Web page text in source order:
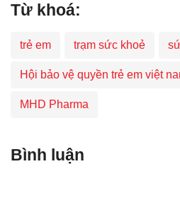
Từ khoá:
trẻ em trạm sức khoẻ
Hội bảo vệ quyền trẻ em việt
MHD Pharma
Bình luận